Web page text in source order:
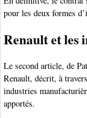
pour les deux formes
Renault et les
Le second article, de
Renault, décrit, à
industries
apportés.